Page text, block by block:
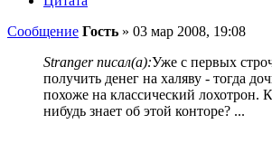
Сообщение Гость » 03 мар 2008, 19:08
Stranger писал(а):Уже с первых
получить денег на халяву - тогда
похоже на классический лохотрон.
нибудь знает об этой конторе? ...